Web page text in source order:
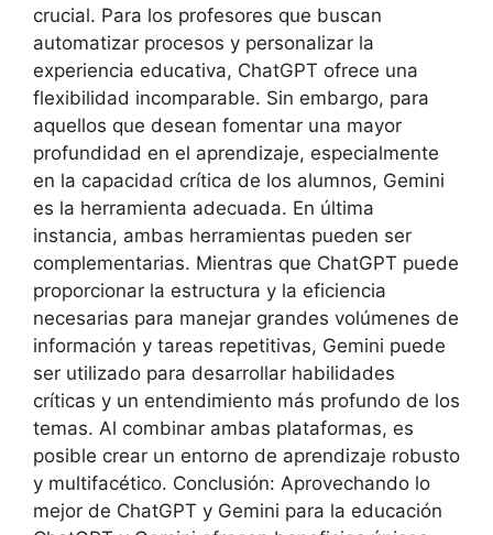
crucial. Para los profesores que buscan
automatizar procesos y personalizar la
experiencia educativa, ChatGPT ofrece una
flexibilidad incomparable. Sin embargo, para
aquellos que desean fomentar una mayor
profundidad en el aprendizaje, especialmente
en la capacidad crítica de los alumnos, Gemini
es la herramienta adecuada. En última
instancia, ambas herramientas pueden ser
complementarias. Mientras que ChatGPT puede
proporcionar la estructura y la eficiencia
necesarias para manejar grandes volúmenes de
información y tareas repetitivas, Gemini puede
ser utilizado para desarrollar habilidades
críticas y un entendimiento más profundo de los
temas. Al combinar ambas plataformas, es
posible crear un entorno de aprendizaje robusto
y multifacético. Conclusión: Aprovechando lo
mejor de ChatGPT y Gemini para la educación